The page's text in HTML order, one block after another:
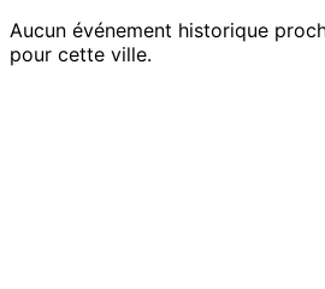
Aucun événement historique
pour cette ville.